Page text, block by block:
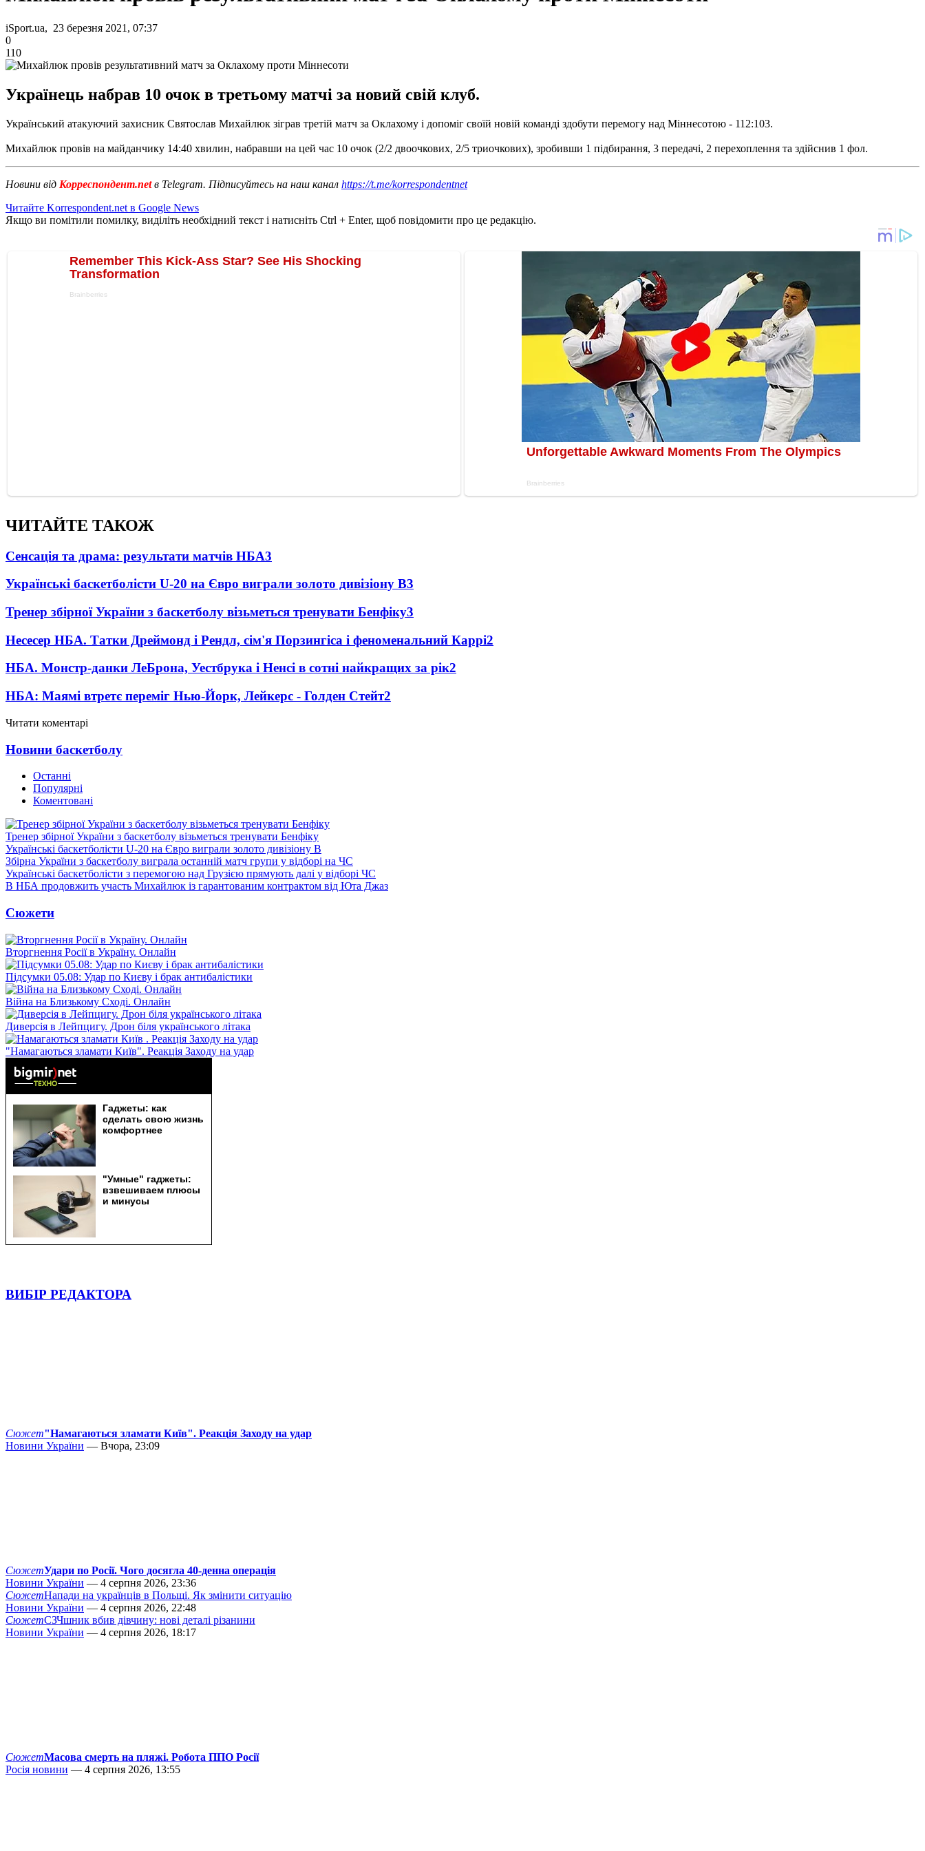
iSport.ua, 23 березня 2021, 07:37
0
110
Українець набрав 10 очок в третьому матчі за новий свій клуб.
Український атакуючий захисник Святослав Михайлюк зіграв третій матч за Оклахому і допоміг своїй новій команді здобути перемогу над Міннесотою - 112:103.
Михайлюк провів на майданчику 14:40 хвилин, набравши на цей час 10 очок (2/2 двоочкових, 2/5 триочкових), зробивши 1 підбирання, 3 передачі, 2 перехоплення та здійснив 1 фол.
Новини від Корреспондент.netв Telegram. Підписуйтесь на наш канал https://t.me/korrespondentnet
Читайте Korrespondent.net в Google News
Якщо ви помітили помилку, виділіть необхідний текст і натисніть Ctrl + Enter, щоб повідомити про це редакцію.
ЧИТАЙТЕ ТАКОЖ
Сенсація та драма: результати матчів НБА3
Українські баскетболісти U-20 на Євро виграли золото дивізіону В3
Тренер збірної України з баскетболу візьметься тренувати Бенфіку3
Несесер НБА. Татки Дреймонд і Рендл, сім'я Порзингіса і феноменальний Каррі2
НБА. Монстр-данки ЛеБрона, Уестбрука і Ненсі в сотні найкращих за рік2
НБА: Маямі втретє переміг Нью-Йорк, Лейкерс - Голден Стейт2
Читати коментарі
Новини баскетболу
Останні
Популярні
Коментовані
Тренер збірної України з баскетболу візьметься тренувати Бенфіку
Українські баскетболісти U-20 на Євро виграли золото дивізіону В
Збірна України з баскетболу виграла останній матч групи у відборі на ЧС
Українські баскетболісти з перемогою над Грузією прямують далі у відборі ЧС
В НБА продовжить участь Михайлюк із гарантованим контрактом від Юта Джаз
Сюжети
Вторгнення Росії в Україну. Онлайн
Підсумки 05.08: Удар по Києву і брак антибалістики
Війна на Близькому Сході. Онлайн
Диверсія в Лейпцигу. Дрон біля українського літака
"Намагаються зламати Київ". Реакція Заходу на удар
ВИБІР РЕДАКТОРА
Сюжет"Намагаються зламати Київ". Реакція Заходу на удар
Новини України — Вчора, 23:09
СюжетУдари по Росії. Чого досягла 40-денна операція
Новини України — 4 серпня 2026, 23:36
СюжетНапади на українців в Польщі. Як змінити ситуацію
Новини України — 4 серпня 2026, 22:48
СюжетСЗЧшник вбив дівчину: нові деталі різанини
Новини України — 4 серпня 2026, 18:17
СюжетМасова смерть на пляжі. Робота ППО Росії
Росія новини — 4 серпня 2026, 13:55